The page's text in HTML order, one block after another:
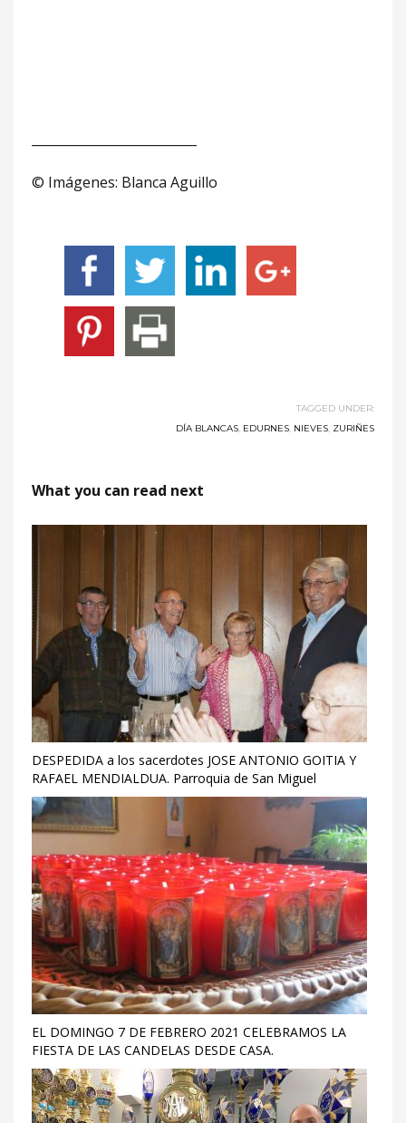
© Imágenes: Blanca Aguillo
TAGGED UNDER:
DÍA BLANCAS, EDURNES, NIEVES, ZURIÑES
What you can read next
DESPEDIDA a los sacerdotes JOSE ANTONIO GOITIA Y
RAFAEL MENDIALDUA. Parroquia de San Miguel
EL DOMINGO 7 DE FEBRERO 2021 CELEBRAMOS LA
FIESTA DE LAS CANDELAS DESDE CASA.